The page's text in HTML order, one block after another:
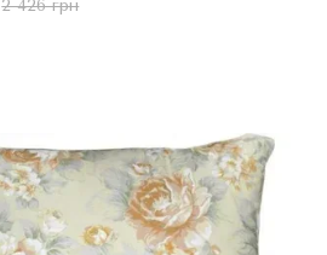
2 426 грн